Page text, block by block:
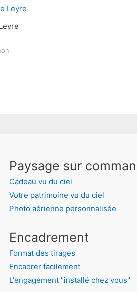
Paysage sur
Cadeau vu du ciel
Votre patrimoine vu du ciel
Photo aérienne personnalisée
Encadrement
Format des tirages
Encadrer facilement
L'engagement "installé chez vous"